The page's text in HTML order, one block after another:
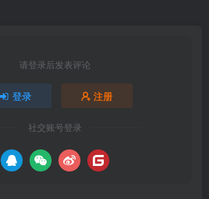
请登录后发表评论
登录 注册
社交账号登录